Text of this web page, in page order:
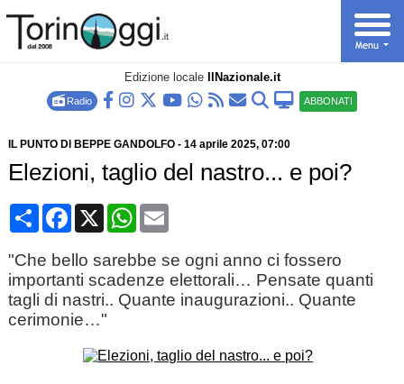
Edizione locale IlNazionale.it
Radio ABBONATI
IL PUNTO DI BEPPE GANDOLFO- 14 aprile 2025, 07:00
Elezioni, taglio del nastro... e poi?
CondividiFacebook
X WhatsApp
Email
"Che bello sarebbe se ogni anno ci fossero
importanti scadenze elettorali… Pensate quanti
tagli di nastri.. Quante inaugurazioni.. Quante
cerimonie…"